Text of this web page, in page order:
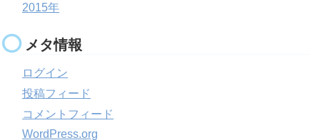
2015年
メタ情報
ログイン
投稿フィード
コメントフィード
WordPress.org